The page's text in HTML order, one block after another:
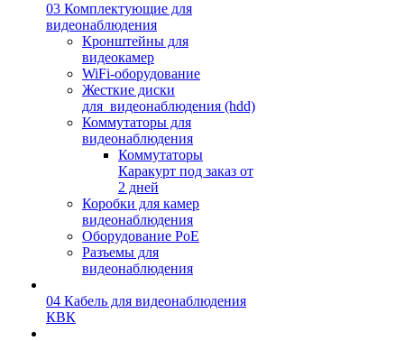
03 Комплектующие для
видеонаблюдения
Кронштейны для
видеокамер
WiFi-оборудование
Жесткие диски
для_видеонаблюдения (hdd)
Коммутаторы для
видеонаблюдения
Коммутаторы
Каракурт под заказ от
2 дней
Коробки для камер
видеонаблюдения
Оборудование PoE
Разъемы для
видеонаблюдения
04 Кабель для видеонаблюдения
КВК